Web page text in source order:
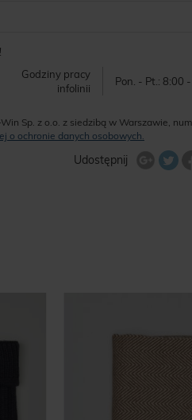
Godziny pracy
infolinii
Pon. - Pt.: 8:00
Sp. z o.o. z siedzibą w Warszawie,
o ochronie danych osobowych.
Udostępnij